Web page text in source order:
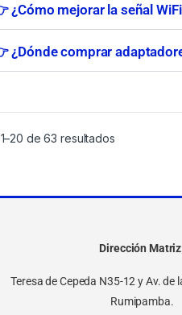
¿Cómo mejorar la señal
¿Dónde comprar
de 63 resultados
Dirección
Teresa de Cepeda N35-12 y Av. de
Rumipamba.